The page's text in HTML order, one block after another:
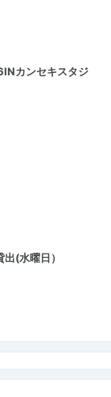
カンセキスタジ
(水曜日）